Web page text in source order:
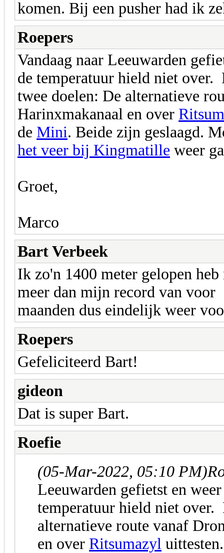
komen. Bij een pusher had ik
Roepers
Vandaag naar Leeuwarden
de temperatuur hield niet
twee doelen: De alternatieve
Harinxmakanaal en over
de Mini. Beide zijn geslaagd.
het veer bij Kingmatille weer
Groet,
Marco
Bart Verbeek
Ik zo'n 1400 meter gelopen
meer dan mijn record van voor
maanden dus eindelijk weer
Roepers
Gefeliciteerd Bart!
gideon
Dat is super Bart.
Roefie
(05-Mar-2022, 05:10 PM)
Leeuwarden gefietst en
temperatuur hield niet
alternatieve route vanaf
en over Ritsumazyl uittesten.